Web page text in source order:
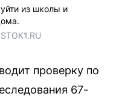
из школы и
проверку по
67-